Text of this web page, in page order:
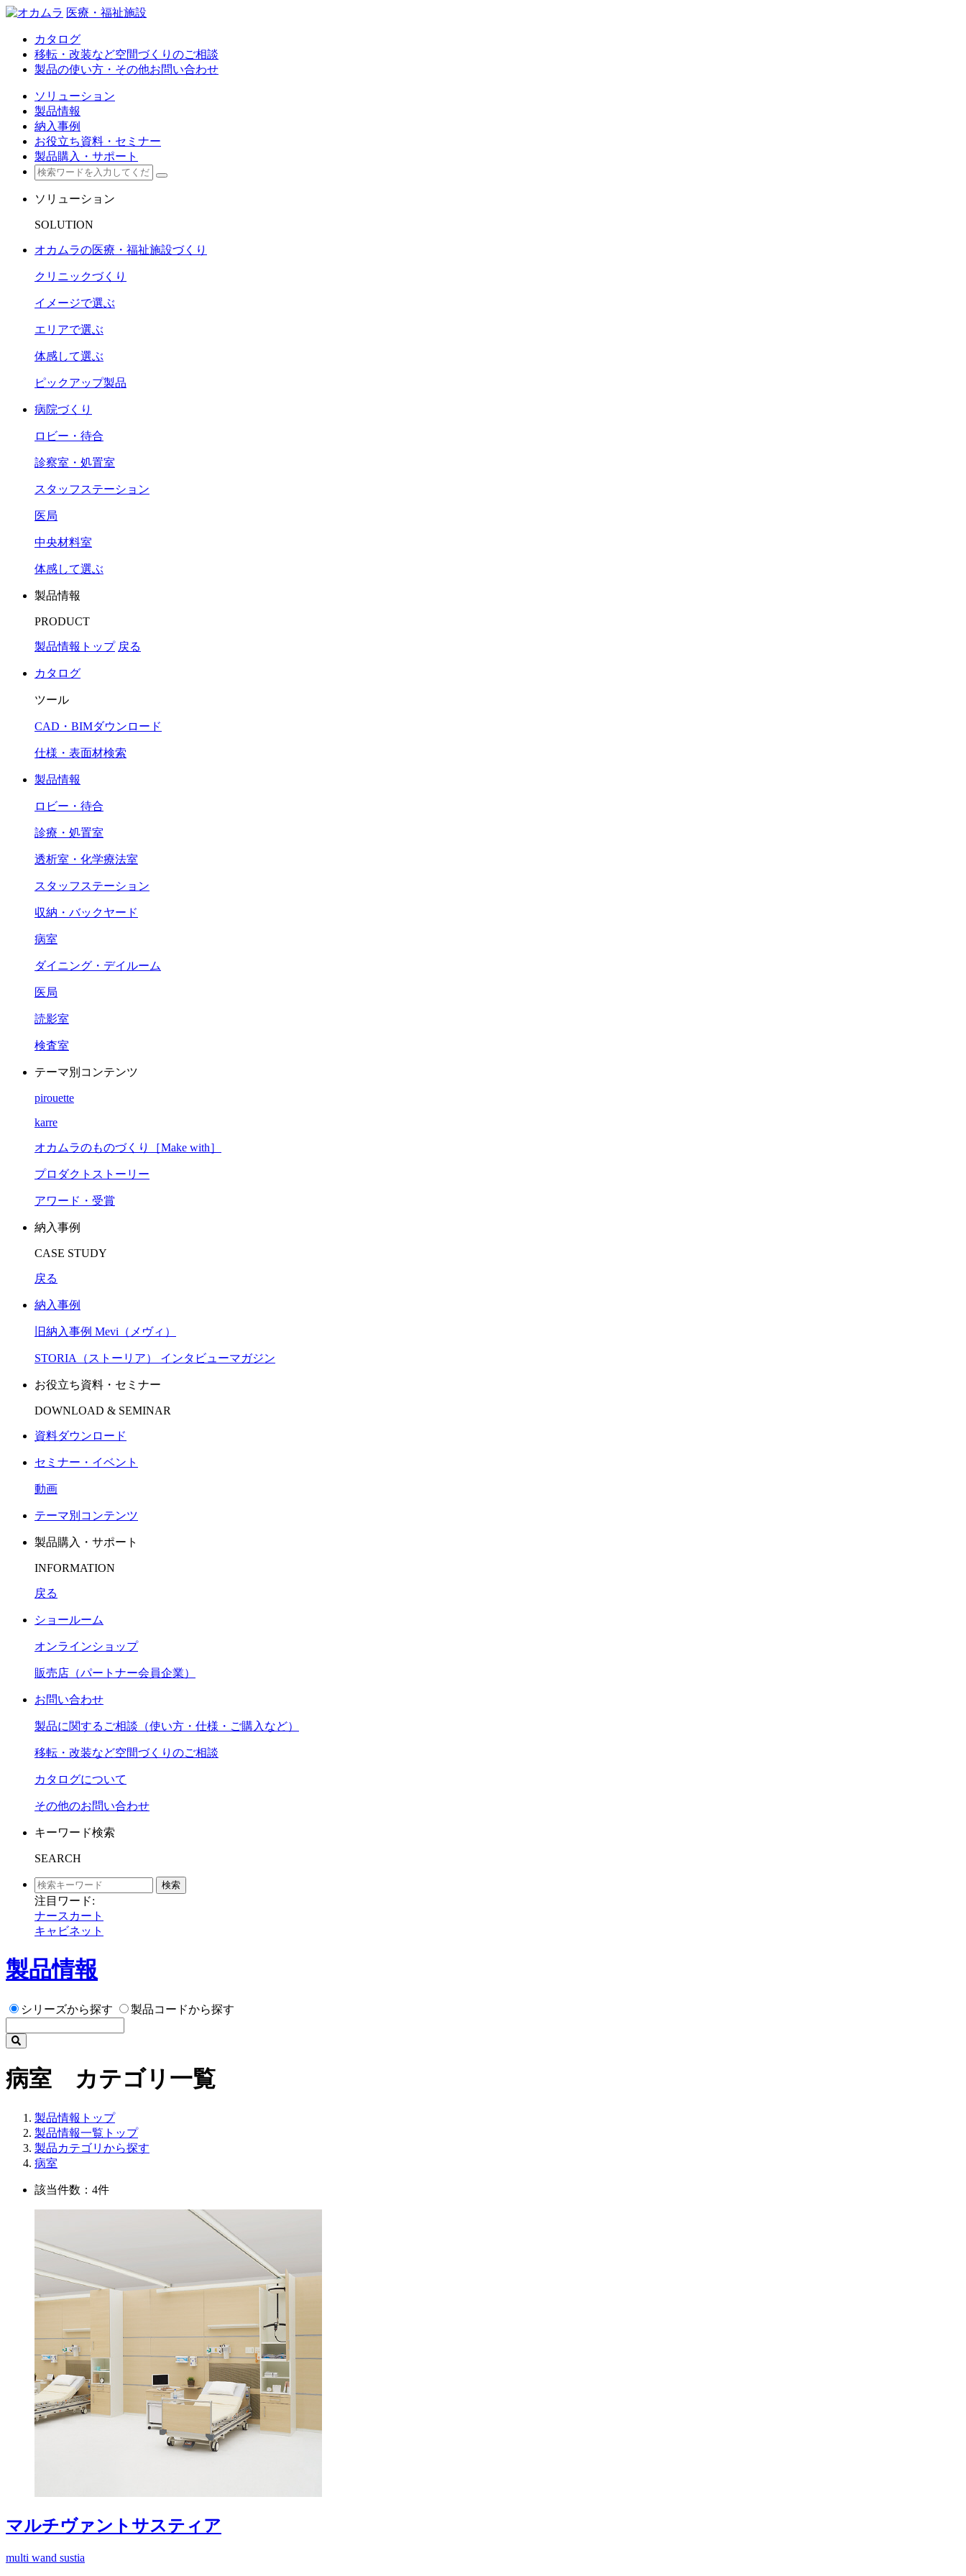
医療・福祉施設
カタログ
移転・改装など空間づくりのご相談
製品の使い方・その他お問い合わせ
ソリューション
製品情報
納入事例
お役立ち資料・セミナー
製品購入・サポート
ソリューション
SOLUTION
オカムラの医療・福祉施設づくり
クリニックづくり
イメージで選ぶ
エリアで選ぶ
体感して選ぶ
ピックアップ製品
病院づくり
ロビー・待合
診察室・処置室
スタッフステーション
医局
中央材料室
体感して選ぶ
製品情報
PRODUCT
製品情報トップ 戻る
カタログ
ツール
CAD・BIMダウンロード
仕様・表面材検索
製品情報
ロビー・待合
診療・処置室
透析室・化学療法室
スタッフステーション
収納・バックヤード
病室
ダイニング・デイルーム
医局
読影室
検査室
テーマ別コンテンツ
pirouette
karre
オカムラのものづくり［Make with］
プロダクトストーリー
アワード・受賞
納入事例
CASE STUDY
戻る
納入事例
旧納入事例 Mevi（メヴィ）
STORIA（ストーリア） インタビューマガジン
お役立ち資料・セミナー
DOWNLOAD & SEMINAR
資料ダウンロード
セミナー・イベント
動画
テーマ別コンテンツ
製品購入・サポート
INFORMATION
戻る
ショールーム
オンラインショップ
販売店（パートナー会員企業）
お問い合わせ
製品に関するご相談（使い方・仕様・ご購入など）
移転・改装など空間づくりのご相談
カタログについて
その他のお問い合わせ
キーワード検索
SEARCH
検索
注目ワード:
ナースカート
キャビネット
製品情報
シリーズから探す 製品コードから探す
病室 カテゴリ一覧
製品情報トップ
製品情報一覧トップ
製品カテゴリから探す
病室
該当件数：4件
マルチヴァントサスティア
multi wand sustia